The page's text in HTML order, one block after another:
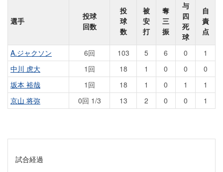
選手
投球
回数
投
球
数
被
安
打
奪
三
振
与
四
死
球
自
責
点
A.ジャクソン 6回 103 5 6 0
1
中川 虎大
1回 18 1 0 0
0
坂本 裕哉
1回 18 1 0 1
1
京山 将弥
0回 1/3 13 2 0 0 1
試合経過